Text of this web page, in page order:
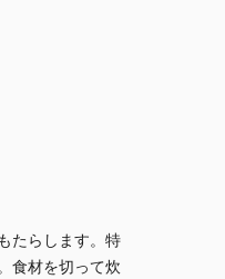
たらします。特
食材を切って炊